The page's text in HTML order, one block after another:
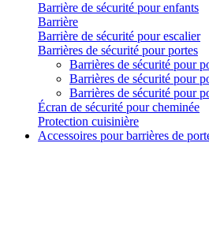
Barrière de sécurité pour enfants
Barrière
Barrière de sécurité pour escalier
Barrières de sécurité pour portes
Barrières de sécurité pour
Barrières de sécurité pour
Barrières de sécurité pour
Écran de sécurité pour cheminée
Protection cuisinière
Accessoires pour barrières de